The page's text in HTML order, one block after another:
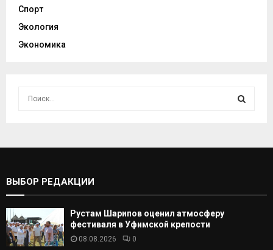
Спорт
Экология
Экономика
С
А
ВЫБОР РЕДАКЦИИ
Рустам Шарипов оценил атмосферу
фестиваля в Уфимской крепости
08.08.2026 0